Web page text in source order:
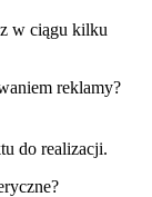
w ciągu kilku
reklamy?
do realizacji.